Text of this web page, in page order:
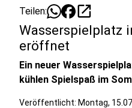
Teilen: open_in_new
Wasserspielplatz
eröffnet
Ein neuer
kühlen Spielspaß im
Veröffentlicht: Montag,